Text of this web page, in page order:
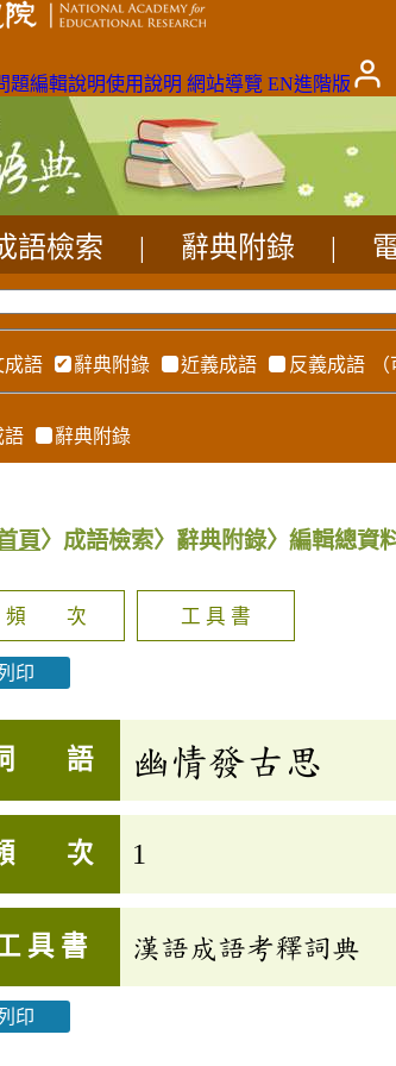
題編輯說明使用說明 網站導覽 EN進階版
語檢索 辭典附錄
成語 辭典附錄 近義成語 反義成語 （
語 辭典附錄
頁〉成語檢索〉辭典附錄〉編輯總資
頻 次 工 具 書
印
語 幽情發古思
次 1
具 書 漢語成語考釋詞典
印